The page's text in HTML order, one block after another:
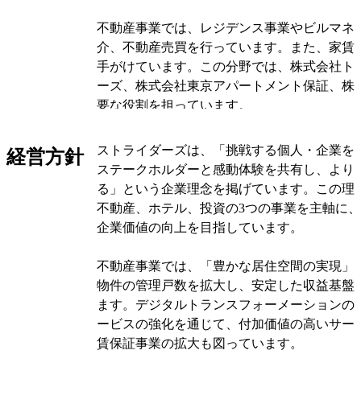
不動産事業では、レジデンス事業やビルマネ
介、不動産売買を行っています。また、家賃
手がけています。この分野では、株式会社ト
ーズ、株式会社東京アパートメント保証、株
要な役割を担っています。
ホテル事業においては、ホテルの保有と運営
す。具体的には、成田ゲートウェイホテル株
倉敷ロイヤルアートホテルがこの事業を担当
により、宿泊施設の提供と運営を通じて顧客
しています。
投資事業では、アジア圏を中心に投資活動を
STRIDERS GLOBAL INVESTMENT PTE.
バル・パートナーズ株式会社がこの分野で活
の成長市場をターゲットにした投資を行って
経営方針
ストライダーズは、「挑戦する個人・企業を
ステークホルダーと感動体験を共有し、より
る」という企業理念を掲げています。この理
不動産、ホテル、投資の3つの事業を主軸に
企業価値の向上を目指しています。
不動産事業では、「豊かな居住空間の実現」
物件の管理戸数を拡大し、安定した収益基盤
ます。デジタルトランスフォーメーションの
ービスの強化を通じて、付加価値の高いサー
賃保証事業の拡大も図っています。